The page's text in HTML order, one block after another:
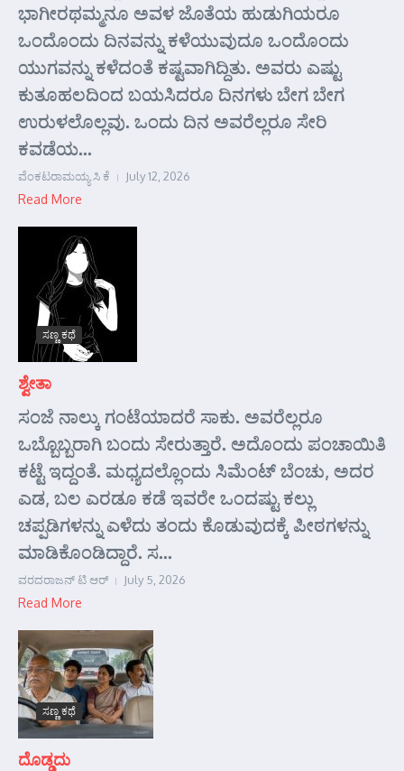
ಭಾಗೀರಥಮ್ಮನೂ ಅವಳ ಜೊತೆಯ ಹುಡುಗಿಯರೂ
ಒಂದೊಂದು ದಿನವನ್ನು ಕಳೆಯುವುದೂ ಒಂದೊಂದು
ಯುಗವನ್ನು ಕಳೆದಂತೆ ಕಷ್ಟವಾಗಿದ್ದಿತು. ಅವರು ಎಷ್ಟು
ಕುತೂಹಲದಿಂದ ಬಯಸಿದರೂ ದಿನಗಳು ಬೇಗ ಬೇಗ
ಉರುಳಲೊಲ್ಲವು. ಒಂದು ದಿನ ಅವರೆಲ್ಲರೂ ಸೇರಿ
ಕವಡೆಯ...
ವೆಂಕಟರಾಮಯ್ಯ ಸಿ ಕೆ July 12, 2026
Read More
ಸಣ್ಣ ಕಥೆ
ಶ್ವೇತಾ
ಸಂಜೆ ನಾಲ್ಕು ಗಂಟೆಯಾದರೆ ಸಾಕು. ಅವರೆಲ್ಲರೂ
ಒಬ್ಬೊಬ್ಬರಾಗಿ ಬಂದು ಸೇರುತ್ತಾರೆ. ಅದೊಂದು ಪಂಚಾಯಿತಿ
ಕಟ್ಟೆ ಇದ್ದಂತೆ. ಮಧ್ಯದಲ್ಲೊಂದು ಸಿಮೆಂಟ್ ಬೆಂಚು, ಅದರ
ಎಡ, ಬಲ ಎರಡೂ ಕಡೆ ಇವರೇ ಒಂದಷ್ಟು ಕಲ್ಲು
ಚಪ್ಪಡಿಗಳನ್ನು ಎಳೆದು ತಂದು ಕೊಡುವುದಕ್ಕೆ ಪೀಠಗಳನ್ನು
ಮಾಡಿಕೊಂಡಿದ್ದಾರೆ. ಸ...
ವರದರಾಜನ್ ಟಿ ಆರ್ July 5, 2026
Read More
ಸಣ್ಣ ಕಥೆ
ದೊಡ್ಡದು